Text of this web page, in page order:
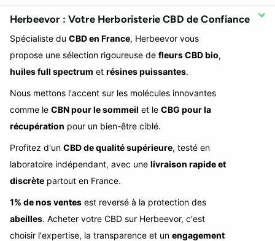
Herbeevor : Votre Herboristerie CBD de Confiance
Spécialiste du CBD en France, Herbeevor vous
propose une sélection rigoureuse de fleurs CBD bio,
huiles full spectrum et résines puissantes.
Nous mettons l'accent sur les molécules innovantes
comme le CBN pour le sommeil et le CBG pour la
récupération pour un bien-être ciblé.
Profitez d'un CBD de qualité supérieure, testé en
laboratoire indépendant, avec une livraison rapide et
discrète partout en France.
1% de nos ventes est reversé à la protection des
abeilles. Acheter votre CBD sur Herbeevor, c'est
choisir l'expertise, la transparence et un engagement